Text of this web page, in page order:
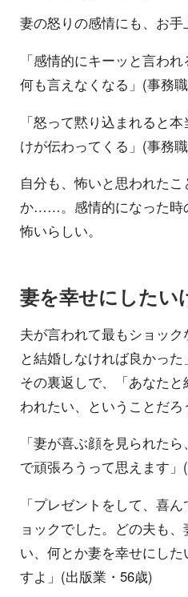
妻の怒りの感情にも、お手
「感情的にキーッと言わ
何も言えなくなる」(事務
「怒って黙り込まれると
けが伝わってくる」(事務
自分も、怖いと思われた
か……。感情的になった時
怖いらしい。
妻を幸せにしたい
夫が言われて最もショッ
と結婚しなければ良かった
その裏返しで、「あなた
われたい、ということだろ
「妻が喜ぶ顔を見られた
で頑張ろうって思えます
「プレゼントをして、喜
ョックでした。どの夫も
い、何とか妻を幸せにし
すよ」(出版業・56歳)